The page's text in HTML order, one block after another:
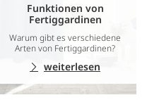
Funktionen von
Fertiggardinen
Warum gibt es verschiedene
Arten von Fertiggardinen?
weiterlesen